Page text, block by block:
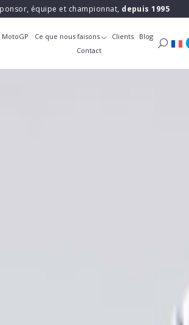
équipe et championnat, depuis 1995
Ce que nous faisons Clients
Blog
Contact